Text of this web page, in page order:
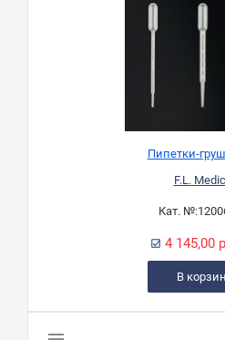
Пипетки-
F.L.
Кат. №:
4 145,00
В